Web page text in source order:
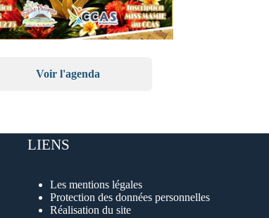
Voir l'agenda
LIENS
Les mentions légales
Protection des données personnelles
Réalisation du site